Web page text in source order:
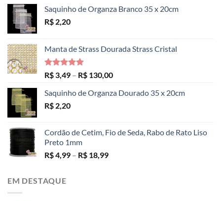
Saquinho de Organza Branco 35 x 20cm
R$ 2,20
Manta de Strass Dourada Strass Cristal
Avaliação
5.00
de 5
R$ 3,49 – R$ 130,00Faixa
preço:
Saquinho de Organza Dourado 35 x 20cm
R$ 2,20
Cordão de Cetim, Fio de Seda, Rabo de Rato Liso
Preto 1mm
R$4,99 – R$ 18,99Faixa
EM DESTAQUE